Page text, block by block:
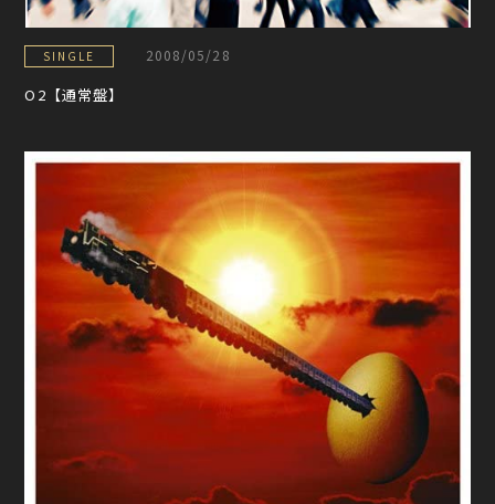
SINGLE 2008/05/28
O2【通常盤】